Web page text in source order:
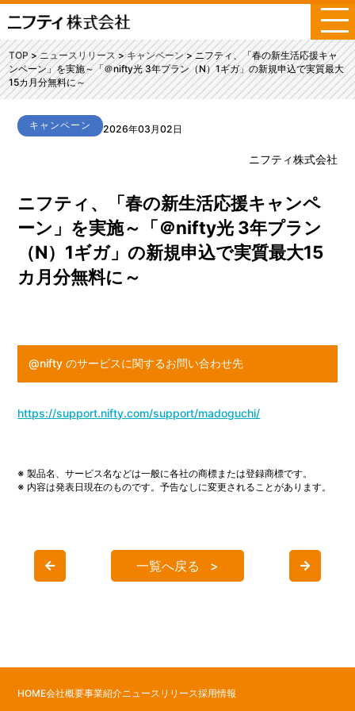
メ
ニ
ュ
ー
TOP ニュースリリース キャンペーン
ニフティ、「春の新生活応援キャ
ンペーン」を実施～「＠nifty光 3年プラン（N）1ギガ」の新規申込で実質最大
15カ月分無料に～
キャンペーン 2026年03月02日
ニフティ株式会社
ニフティ、「春の新生活応援キャンペ
ーン」を実施～「＠nifty光 3年プラン
（N）1ギガ」の新規申込で実質最大15
カ月分無料に～
@nifty のサービスに関するお問い合わせ先
https://support.nifty.com/support/madoguchi/
※ 製品名、サービス名などは一般に各社の商標または登録商標です。
※ 内容は発表日現在のものです。予告なしに変更されることがあります。
一覧へ戻る
HOME会社概要事業紹介ニュースリリース採用情報